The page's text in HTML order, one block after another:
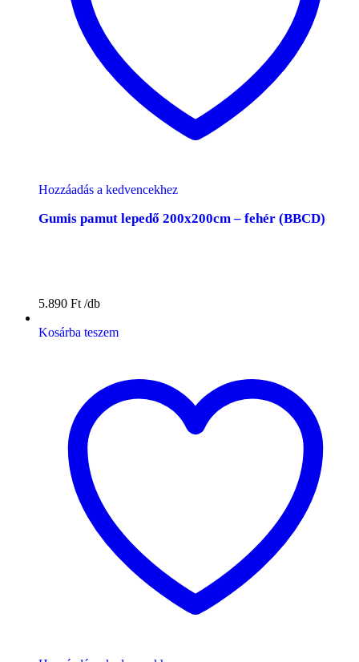
Hozzáadás a kedvencekhez
Gumis pamut lepedő 200x200cm – fehér (BBCD)
5.890 Ft
Kosárba teszem